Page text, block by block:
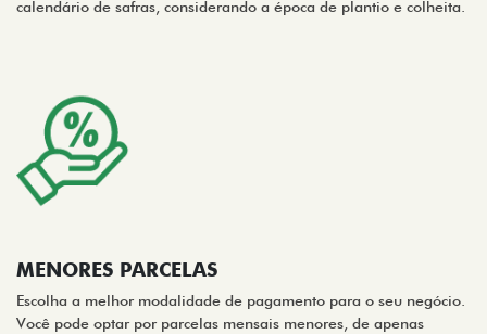
calendário de safras, considerando a época de plantio e colheita.
MENORES PARCELAS
Escolha a melhor modalidade de pagamento para o seu negócio.
Você pode optar por parcelas mensais menores, de apenas